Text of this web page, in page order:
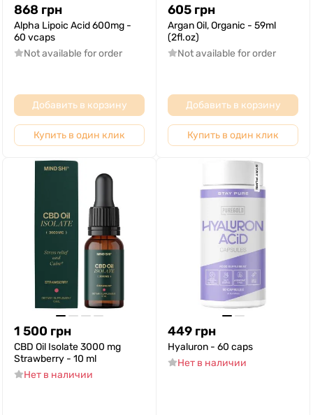
868 грн
Alpha Lipoic Acid 600mg -
60 vcaps
Not available for order
Добавить в корзину
Купить в один клик
605 грн
Argan Oil, Organic - 59ml
(2fl.oz)
Not available for order
Добавить в корзину
Купить в один клик
1 500 грн
CBD Oil Isolate 3000 mg
Strawberry - 10 ml
Нет в наличии
449 грн
Hyaluron - 60 caps
Нет в наличии